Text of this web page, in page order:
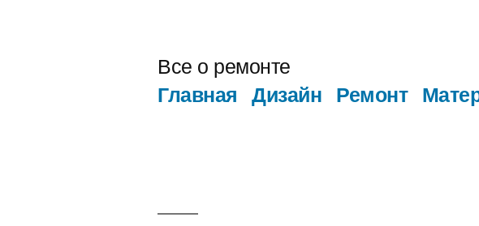
Все о ремонте
Главная Дизайн Ремонт